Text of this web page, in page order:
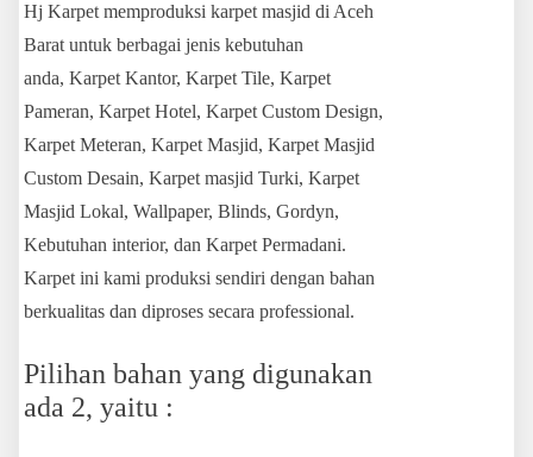
Hj Karpet memproduksi karpet masjid di Aceh
Barat untuk berbagai jenis kebutuhan
anda, Karpet Kantor, Karpet Tile, Karpet
Pameran, Karpet Hotel, Karpet Custom Design,
Karpet Meteran, Karpet Masjid, Karpet Masjid
Custom Desain, Karpet masjid Turki, Karpet
Masjid Lokal, Wallpaper, Blinds, Gordyn,
Kebutuhan interior, dan Karpet Permadani.
Karpet ini kami produksi sendiri dengan bahan
berkualitas dan diproses secara professional.
Pilihan bahan yang digunakan
ada 2, yaitu :